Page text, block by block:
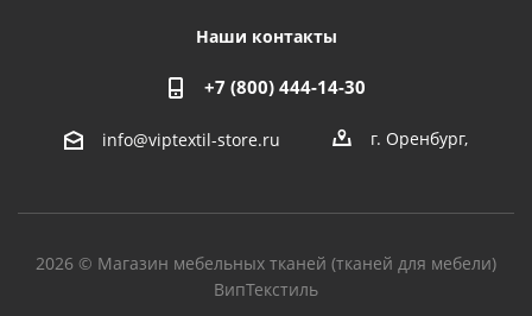
Наши контакты
+7 (800) 444-14-30
info@viptextil-store.ru г. Оренбург,
2026 © Магазин мебельных тканей (тканей для мебели)
ВипТекстиль